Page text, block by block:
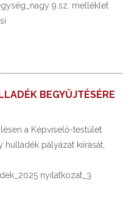
9.sz. melléklet
BEGYŰJTÉSÉRE
a Képviselő-testület
pályázat kiírását,
nyilatkozat_3